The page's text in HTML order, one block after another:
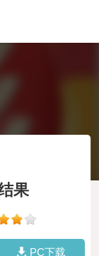
果
PC下载